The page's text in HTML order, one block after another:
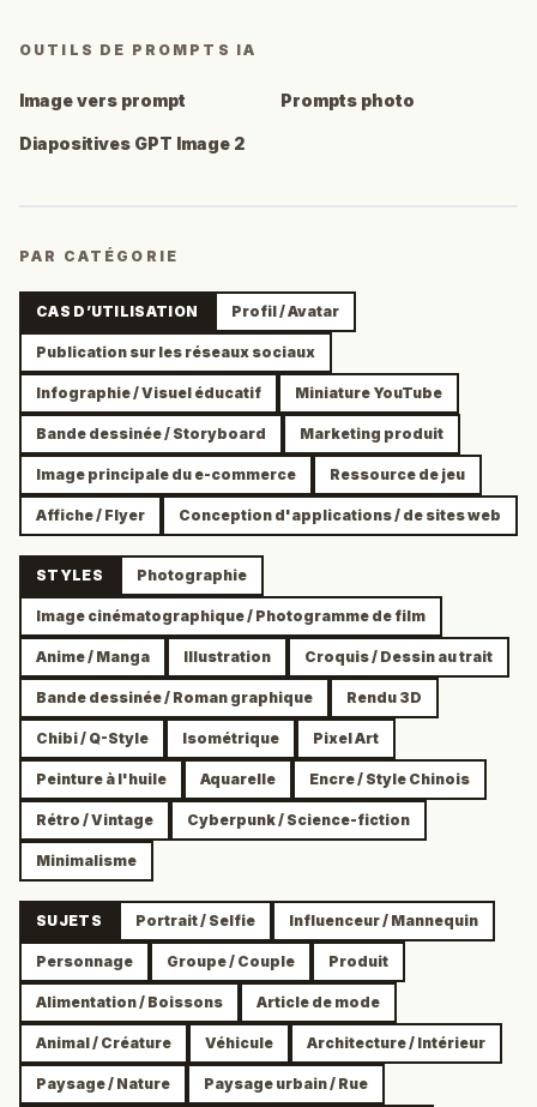
OUTILS DE PROMPTS IA
Image vers prompt Prompts photo
Diapositives GPT Image 2
PAR CATÉGORIE
CAS D’UTILISATION Profil / Avatar
Publication sur les réseaux sociaux
Infographie / Visuel éducatif Miniature YouTube
Bande dessinée / Storyboard Marketing produit
Image principale du e-commerce Ressource de jeu
Affiche / Flyer Conception d'applications / de sites web
STYLES Photographie
Image cinématographique / Photogramme de film
Anime / Manga Illustration Croquis / Dessin au trait
Bande dessinée / Roman graphique Rendu 3D
Chibi / Q-Style Isométrique Pixel Art
Peinture à l'huile Aquarelle Encre / Style Chinois
Rétro / Vintage Cyberpunk / Science-fiction
Minimalisme
SUJETS Portrait / Selfie Influenceur / Mannequin
Personnage Groupe / Couple Produit
Alimentation / Boissons Article de mode
Animal / Créature Véhicule Architecture / Intérieur
Paysage / Nature Paysage urbain / Rue